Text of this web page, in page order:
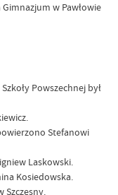
w Pawłowie
Powszechnej był
Stefanowi
Laskowski.
Kosiedowska.
Szczęsny.